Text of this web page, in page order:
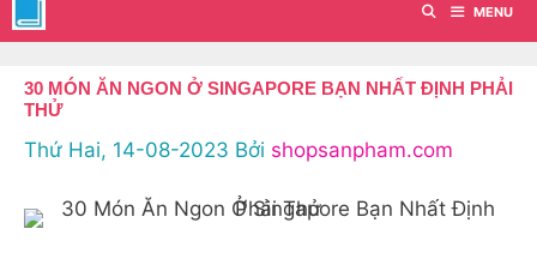
MENU
30 MÓN ĂN NGON Ở SINGAPORE BẠN NHẤT ĐỊNH PHẢI
THỬ
Thứ Hai, 14-08-2023 Bởi shopsanpham.com